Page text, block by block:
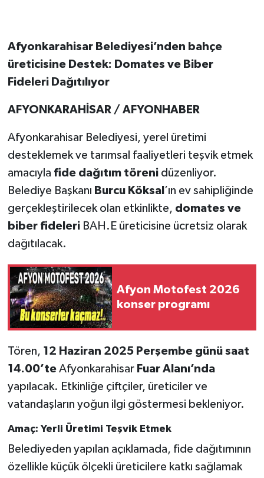
Afyonkarahisar Belediyesi’nden bahçe
üreticisine Destek: Domates ve Biber
Fideleri Dağıtılıyor
AFYONKARAHİSAR / AFYONHABER
Afyonkarahisar Belediyesi, yerel üretimi
desteklemek ve tarımsal faaliyetleri teşvik etmek
amacıyla fide dağıtım törenidüzenliyor.
Belediye Başkanı Burcu Köksal ’ın ev sahipliğinde
gerçekleştirilecek olan etkinlikte, domates ve
biber fideleriBAH.E üreticisine ücretsiz olarak
dağıtılacak.
Afyon Motofest 2026
konser programı
Tören, 12 Haziran 2025 Perşembe günü saat
14.00’teAfyonkarahisar Fuar Alanı’nda
yapılacak. Etkinliğe çiftçiler, üreticiler ve
vatandaşların yoğun ilgi göstermesi bekleniyor.
Amaç: Yerli Üretimi Teşvik Etmek
Belediyeden yapılan açıklamada, fide dağıtımının
özellikle küçük ölçekli üreticilere katkı sağlamak